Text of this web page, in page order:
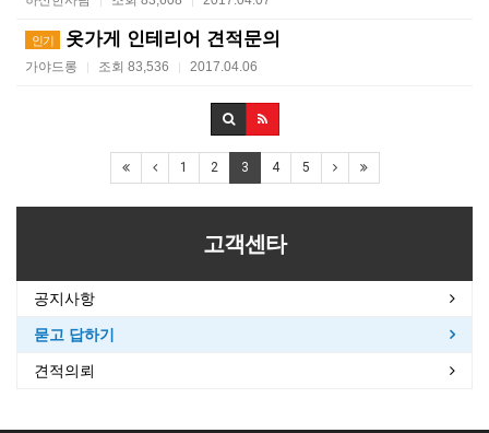
인기 옷가게 인테리어 견적문의
가야드롱 | 조회 83,536 | 2017.04.06
1 2 3 4 5
고객센타
공지사항
묻고 답하기
견적의뢰